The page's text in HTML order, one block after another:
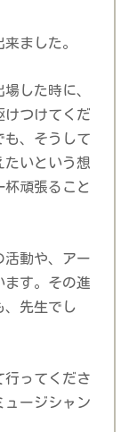
ました。
した時に、
けつけてくだ
も、そうして
たいという想
頑張ること
活動や、アー
ます。その進
、先生でし
行ってくださ
ュージシャン